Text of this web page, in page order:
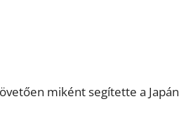
miként segítette a Japán